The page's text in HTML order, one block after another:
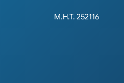
Μ.Η.Τ. 252116